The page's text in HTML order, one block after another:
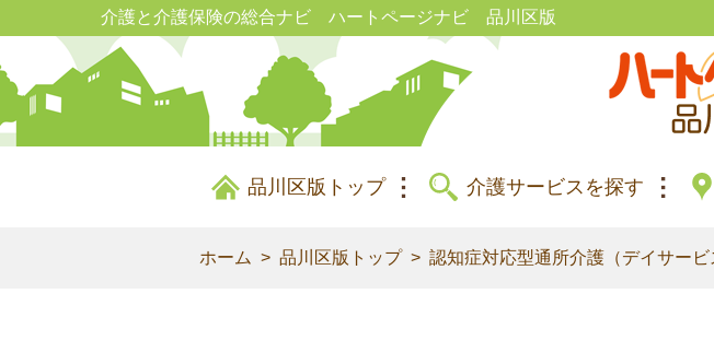
介護と介護保険の総合ナビ ハートページナビ 品川区版
品川区版トップ 介護サービスを探す
ホーム 品川区版トップ 認知症対応型通所介護（デイサービ